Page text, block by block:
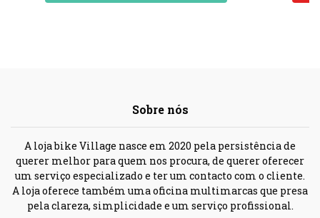
Sobre nós
A loja bike Village nasce em 2020 pela persistência de
querer melhor para quem nos procura, de querer oferecer
um serviço especializado e ter um contacto com o cliente.
A loja oferece também uma oficina multimarcas que presa
pela clareza, simplicidade e um serviço profissional.